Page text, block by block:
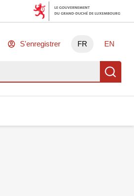
S'enregistrer FR EN